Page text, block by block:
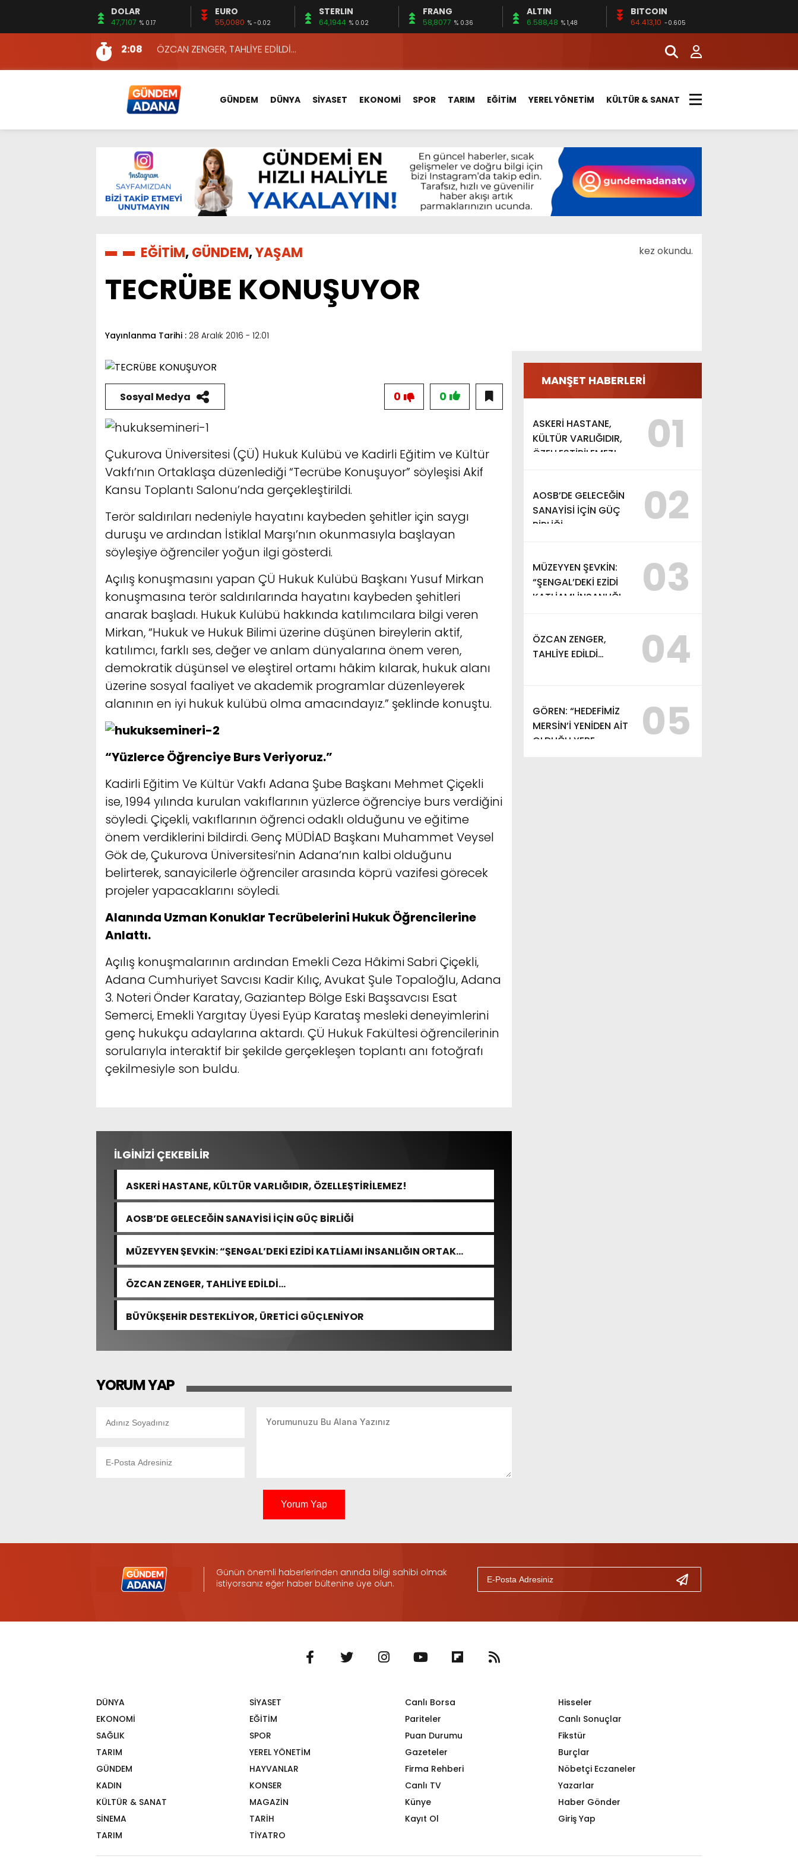
DOLAR
47,7107 % 0.17
EURO
55,0080 % -0.02
STERLIN
64,1944 % 0.02
FRANG
58,8077 % 0.36
ALTIN
6.588,48 % 1,48
BITCOIN
64.413,10 -0.605
13:48
HAFTA SONUNA ÖZEL KİTAPLAR…
2:08
ÖZCAN ZENGER, TAHLİYE EDİLDİ…
16:00
AKILLI MERCEK HERKES İÇİN UYGUN MU?
10:06
ADANA’DAKİ CİNAYETLER MECLİSTE KONUŞULDU
13:54
NACAR: ESNAFIN SAĞLIK HİZMETLERİNİ KONUŞTUK
13:19
NACAR, DAHA İYİ SAĞLIK HİZMETLERİ İÇİN SAHADA
7:26
SULAMA KANALLARINDAKİ BOĞULMALARI ÖNLEMEK İÇİN GÖRÜŞTÜLER…
HERKES İÇİN ERİŞİLEBİLİR BEYİN SAĞLIĞI!
14:22
EMEKLİLER EN DÜŞÜK EMEKLİ AYLIĞININ 40 BİN LİRA OLMASINI İSTİYOR!
13:10
İKİNCİ 500’DE ADANA’DAN 15 FİRMA
13:48
HAFTA SONUNA ÖZEL KİTAPLAR…
GÜNDEM DÜNYA SİYASET EKONOMİ SPOR TARIM EĞİTİM YEREL YÖNETİM KÜLTÜR & SANAT
EĞİTİM,GÜNDEM,YAŞAM kez okundu.
TECRÜBE KONUŞUYOR
Yayınlanma Tarihi : 28 Aralık 2016 - 12:01
MANŞET HABERLERİ
ASKERİ HASTANE,
KÜLTÜR VARLIĞIDIR,
ÖZELLEŞTİRİLEMEZ!
01
AOSB’DE GELECEĞİN
SANAYİSİ İÇİN GÜÇ
BİRLİĞİ
02
MÜZEYYEN ŞEVKİN:
“ŞENGAL’DEKİ EZİDİ
KATLİAMI İNSANLIĞIN
03
ÖZCAN ZENGER,
TAHLİYE EDİLDİ…
04
GÖREN: “HEDEFİMİZ
MERSİN’İ YENİDEN AİT
OLDUĞU YERE
05
Sosyal Medya 0
0
Çukurova Üniversitesi (ÇÜ) Hukuk Kulübü ve Kadirli Eğitim ve Kültür
Vakfı’nın Ortaklaşa düzenlediği “Tecrübe Konuşuyor” söyleşisi Akif
Kansu Toplantı Salonu’nda gerçekleştirildi.
Terör saldırıları nedeniyle hayatını kaybeden şehitler için saygı
duruşu ve ardından İstiklal Marşı’nın okunmasıyla başlayan
söyleşiye öğrenciler yoğun ilgi gösterdi.
Açılış konuşmasını yapan ÇÜ Hukuk Kulübü Başkanı Yusuf Mirkan
konuşmasına terör saldırılarında hayatını kaybeden şehitleri
anarak başladı. Hukuk Kulübü hakkında katılımcılara bilgi veren
Mirkan, “Hukuk ve Hukuk Bilimi üzerine düşünen bireylerin aktif,
katılımcı, farklı ses, değer ve anlam dünyalarına önem veren,
demokratik düşünsel ve eleştirel ortamı hâkim kılarak, hukuk alanı
üzerine sosyal faaliyet ve akademik programlar düzenleyerek
alanının en iyi hukuk kulübü olma amacındayız.” şeklinde konuştu.
“Yüzlerce Öğrenciye Burs Veriyoruz.”
Kadirli Eğitim Ve Kültür Vakfı Adana Şube Başkanı Mehmet Çiçekli
ise, 1994 yılında kurulan vakıflarının yüzlerce öğrenciye burs verdiğini
söyledi. Çiçekli, vakıflarının öğrenci odaklı olduğunu ve eğitime
önem verdiklerini bildirdi. Genç MÜDİAD Başkanı Muhammet Veysel
Gök de, Çukurova Üniversitesi’nin Adana’nın kalbi olduğunu
belirterek, sanayicilerle öğrenciler arasında köprü vazifesi görecek
projeler yapacaklarını söyledi.
Alanında Uzman Konuklar Tecrübelerini Hukuk Öğrencilerine
Anlattı.
Açılış konuşmalarının ardından Emekli Ceza Hâkimi Sabri Çiçekli,
Adana Cumhuriyet Savcısı Kadir Kılıç, Avukat Şule Topaloğlu, Adana
3. Noteri Önder Karatay, Gaziantep Bölge Eski Başsavcısı Esat
Semerci, Emekli Yargıtay Üyesi Eyüp Karataş mesleki deneyimlerini
genç hukukçu adaylarına aktardı. ÇÜ Hukuk Fakültesi öğrencilerinin
sorularıyla interaktif bir şekilde gerçekleşen toplantı anı fotoğrafı
çekilmesiyle son buldu.
İLGİNİZİ ÇEKEBİLİR
ASKERİ HASTANE, KÜLTÜR VARLIĞIDIR, ÖZELLEŞTİRİLEMEZ!
AOSB’DE GELECEĞİN SANAYİSİ İÇİN GÜÇ BİRLİĞİ
MÜZEYYEN ŞEVKİN: “ŞENGAL’DEKİ EZİDİ KATLİAMI İNSANLIĞIN ORTAK
ACISIDIR”
ÖZCAN ZENGER, TAHLİYE EDİLDİ…
BÜYÜKŞEHİR DESTEKLİYOR, ÜRETİCİ GÜÇLENİYOR
YORUM YAP
Yorum Yap
Günün önemli haberlerinden anında bilgi sahibi olmak
istiyorsanız eğer haber bültenine üye olun.
DÜNYA
SİYASET
EKONOMİ
EĞİTİM
SAĞLIK
SPOR
TARIM
YEREL YÖNETİM
GÜNDEM
HAYVANLAR
KADIN
KONSER
KÜLTÜR & SANAT
MAGAZİN
SİNEMA
TARİH
TARIM
TİYATRO
Canlı Borsa
Hisseler
Pariteler
Canlı Sonuçlar
Puan Durumu
Fikstür
Gazeteler
Burçlar
Firma Rehberi
Nöbetçi Eczaneler
Canlı TV
Yazarlar
Künye
Haber Gönder
Kayıt Ol
Giriş Yap